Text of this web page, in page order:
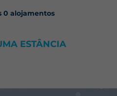
0 alojamentos
ESTÂNCIA